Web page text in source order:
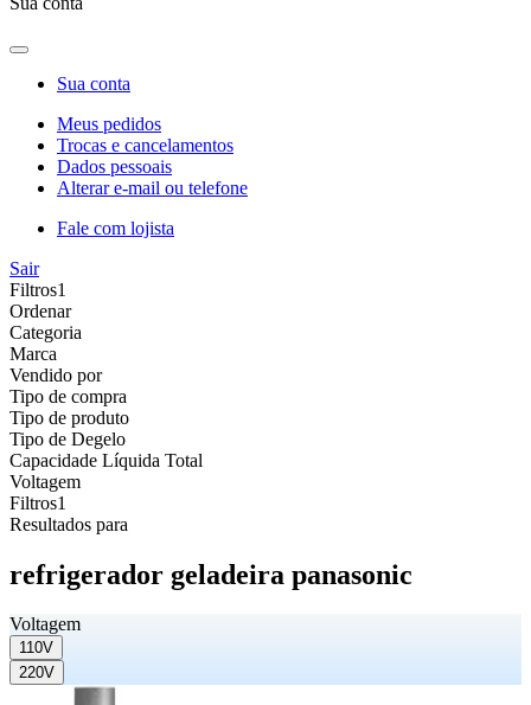
Sua conta
Meus pedidos
Trocas e cancelamentos
Dados pessoais
Alterar e-mail ou telefone
Fale com lojista
Sair
Filtros1
Ordenar
Categoria
Marca
Vendido por
Tipo de compra
Tipo de produto
Tipo de Degelo
Capacidade Líquida Total
Voltagem
Filtros1
Resultados para
refrigerador geladeira panasonic
Voltagem
110V
220V